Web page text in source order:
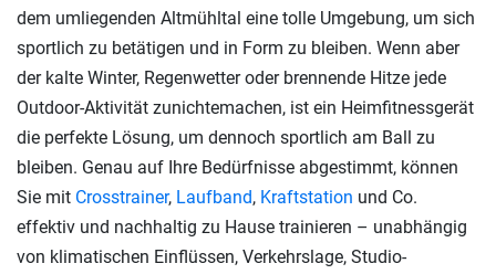
dem umliegenden Altmühltal eine tolle Umgebung, um sich
sportlich zu betätigen und in Form zu bleiben. Wenn aber
der kalte Winter, Regenwetter oder brennende Hitze jede
Outdoor-Aktivität zunichtemachen, ist ein Heimfitnessgerät
die perfekte Lösung, um dennoch sportlich am Ball zu
bleiben. Genau auf Ihre Bedürfnisse abgestimmt, können
Sie mit Crosstrainer, Laufband, Kraftstation und Co.
effektiv und nachhaltig zu Hause trainieren – unabhängig
von klimatischen Einflüssen, Verkehrslage, Studio-